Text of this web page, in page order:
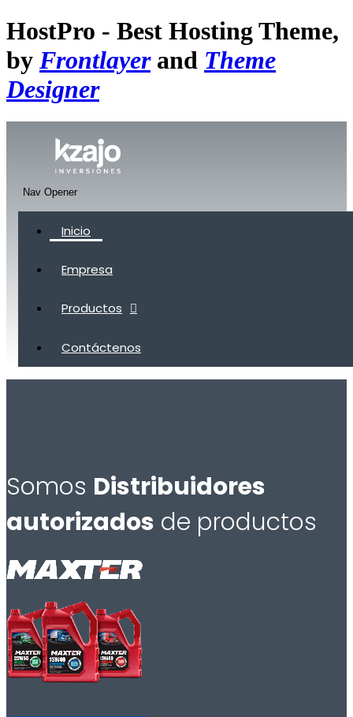
HostPro - Best Hosting Theme,
by Frontlayerand Theme
Designer
Nav Opener
Inicio
Empresa
Productos
Contáctenos
Somos Distribuidores
autorizados de productos